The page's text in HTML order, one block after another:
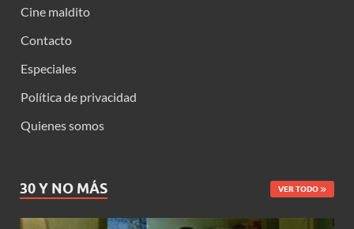
Cine maldito
Contacto
Especiales
Política de privacidad
Quienes somos
30 Y NO MÁS VER TODO